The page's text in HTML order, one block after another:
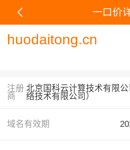
一口价
huodaitong.cn
注册
商
北京国科云计算技术有限
络技术有限公司）
域名有效期